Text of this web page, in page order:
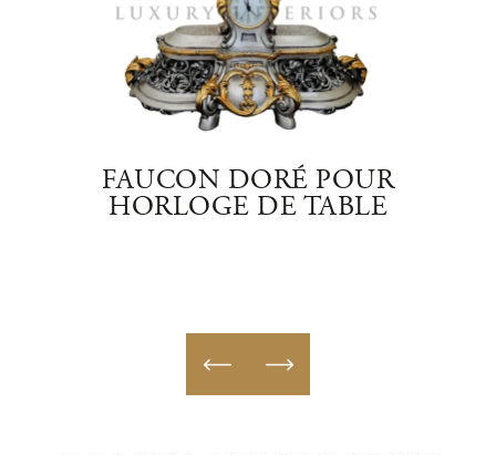
FAUCON DORÉ POUR
HORLOGE DE TABLE